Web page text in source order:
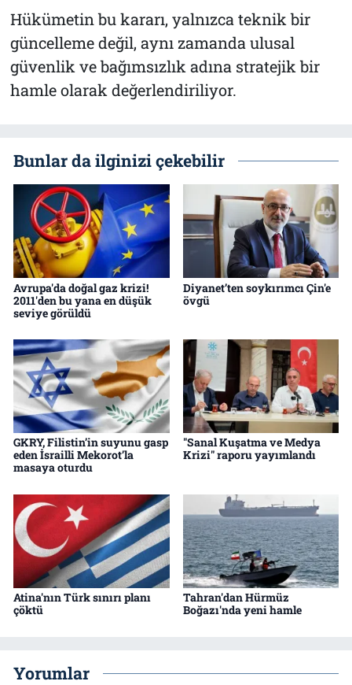
Hükümetin bu kararı, yalnızca teknik bir
güncelleme değil, aynı zamanda ulusal
güvenlik ve bağımsızlık adına stratejik bir
hamle olarak değerlendiriliyor.
Bunlar da ilginizi çekebilir
Avrupa'da doğal gaz krizi!
2011'den bu yana en düşük
seviye görüldü
Diyanet’ten soykırımcı Çin'e
övgü
GKRY, Filistin’in suyunu gasp
eden İsrailli Mekorot’la
masaya oturdu
"Sanal Kuşatma ve Medya
Krizi" raporu yayımlandı
Atina'nın Türk sınırı planı
çöktü
Tahran'dan Hürmüz
Boğazı'nda yeni hamle
Yorumlar